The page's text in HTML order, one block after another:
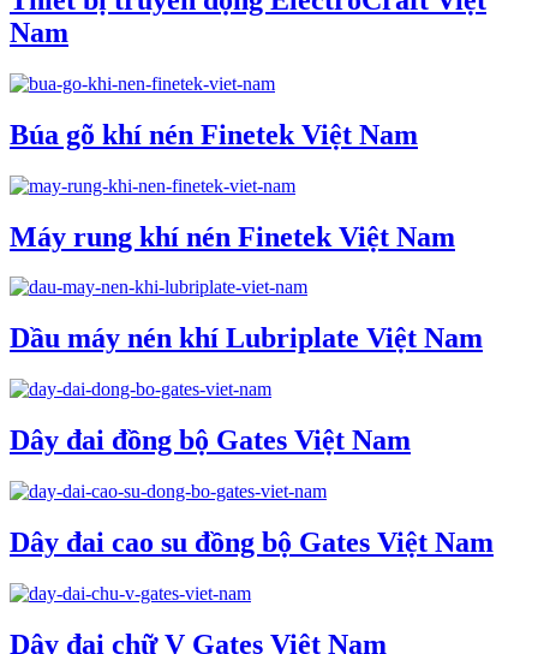
Nam
Búa gõ khí nén Finetek Việt Nam
Máy rung khí nén Finetek Việt Nam
Dầu máy nén khí Lubriplate Việt Nam
Dây đai đồng bộ Gates Việt Nam
Dây đai cao su đồng bộ Gates Việt Nam
Dây đai chữ V Gates Việt Nam